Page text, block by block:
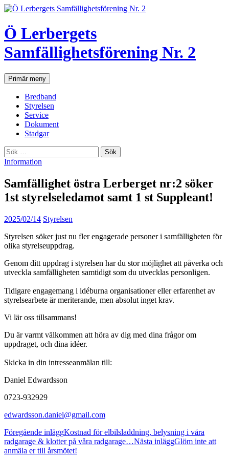
Hoppa
innehåll
Ö Lerbergets
Samfällighetsförening Nr. 2
SökPrimär meny
Bredband
Styrelsen
Service
Dokument
Stadgar
Sök
efter:
Information
Samfällighet östra Lerberget nr:2 söker
1st styrelseledamot samt 1 st Suppleant!
2025/02/14 Styrelsen
Styrelsen söker just nu fler engagerade personer i samfälligheten för
olika styrelseuppdrag.
Genom ditt uppdrag i styrelsen har du stor möjlighet att påverka och
utveckla samfälligheten samtidigt som du utvecklas personligen.
Tidigare engagemang i idéburna organisationer eller erfarenhet av
styrelsearbete är meriterande, men absolut inget krav.
Vi lär oss tillsammans!
Du är varmt välkommen att höra av dig med dina frågor om
uppdraget, och dina idéer.
Skicka in din intresseanmälan till:
Daniel Edwardsson
0723-932929
edwardsson.daniel@gmail.com
Inläggsnavigering
Föregående inläggKostnad för elbilsladdning, belysning i våra
radgarage & klotter på våra radgarage…Nästa inläggGlöm inte att
anmäla er till årsmötet!